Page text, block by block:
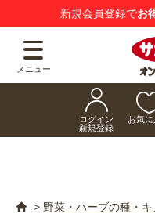
新規会員登録でお
メニュー
ログイン
新規登録
お気に
> 野菜・ハーブの種・キ